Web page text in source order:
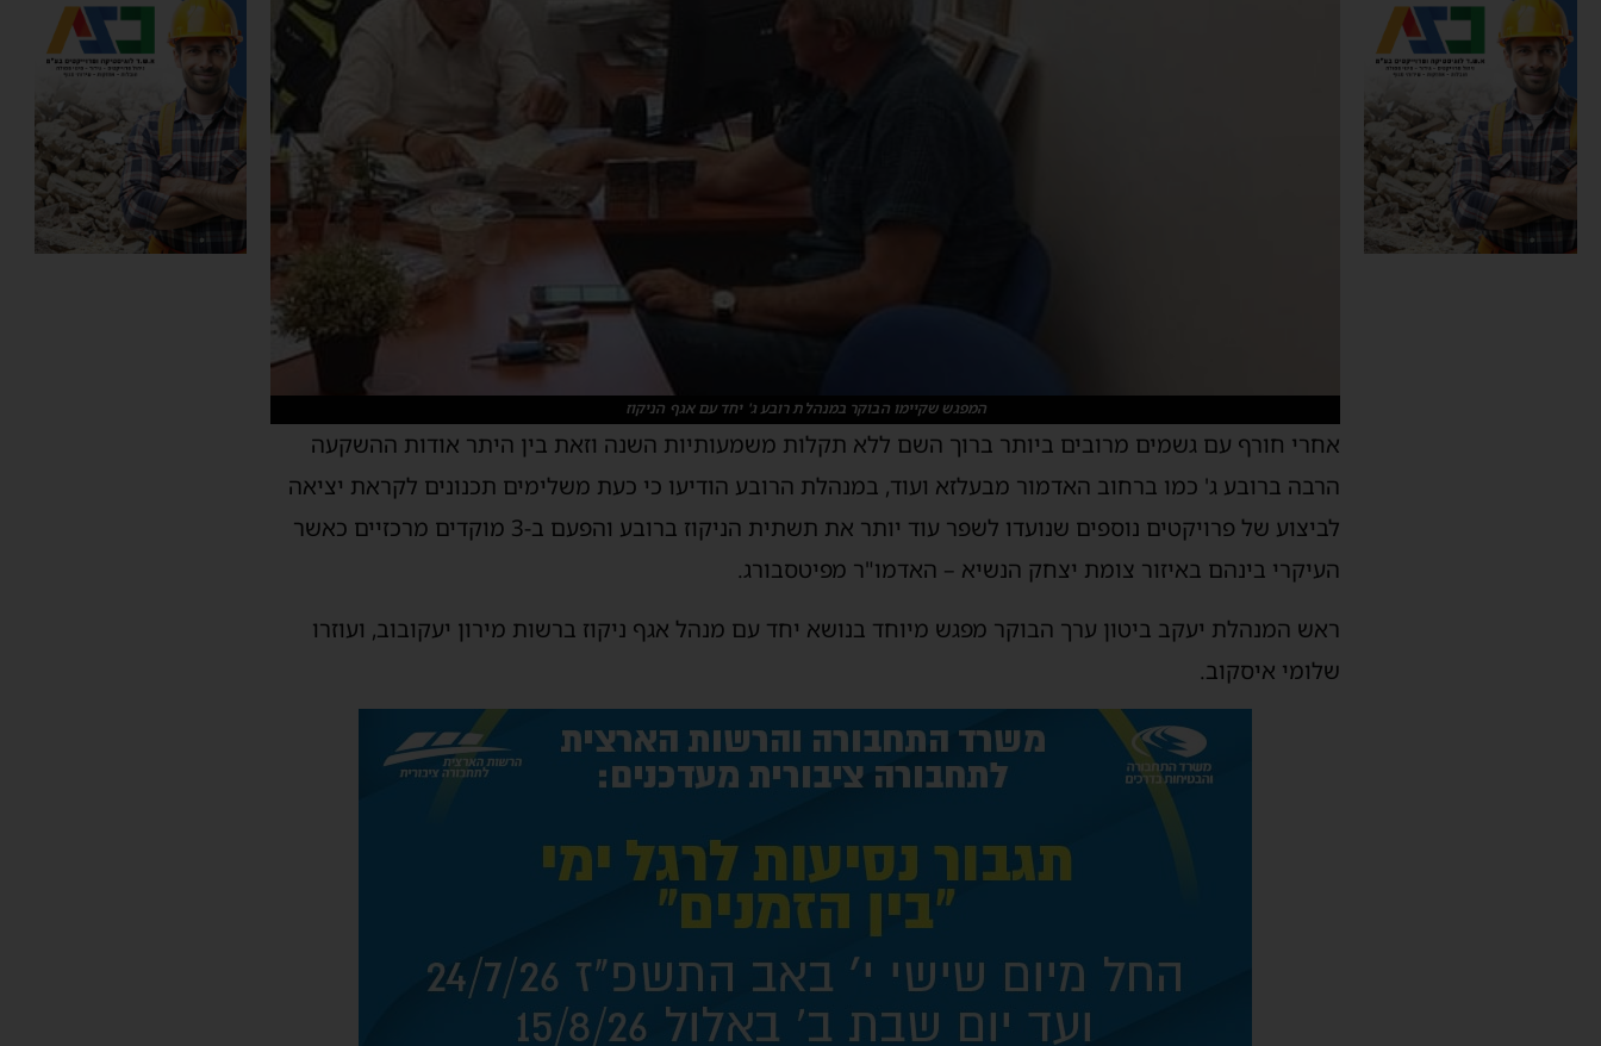
המפגש שקיימו הבוקר במנהלת רובע ג' יחד עם אגף הניקוז
אחרי חורף עם גשמים מרובים ביותר ברוך השם ללא תקלות משמעותיות השנה וזאת בין היתר אודות ההשקעה
הרבה ברובע ג' כמו ברחוב האדמור מבעלזא ועוד, במנהלת הרובע הודיעו כי כעת משלימים תכנונים לקראת יציאה
לביצוע של פרויקטים נוספים שנועדו לשפר עוד יותר את תשתית הניקוז ברובע והפעם ב-3 מוקדים מרכזיים כאשר
העיקרי בינהם באיזור צומת יצחק הנשיא – האדמו"ר מפיטסבורג.
ראש המנהלת יעקב ביטון ערך הבוקר מפגש מיוחד בנושא יחד עם מנהל אגף ניקוז ברשות מירון יעקובוב, ועוזרו
שלומי איסקוב.